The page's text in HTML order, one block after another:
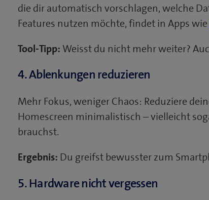
die dir automatisch vorschlagen, welche
Features nutzen möchte, findet in Apps wie
Tool-Tipp: Weisst du nicht mehr weiter?
4. Ablenkungen reduzieren
Mehr Fokus, weniger Chaos: Reduziere
Homescreen minimalistisch – vielleicht
brauchst.
Ergebnis: Du greifst bewusster zum
5. Hardware nicht vergessen